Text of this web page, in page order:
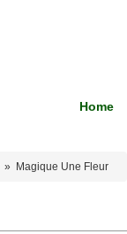
Home
» Magique Une Fleur